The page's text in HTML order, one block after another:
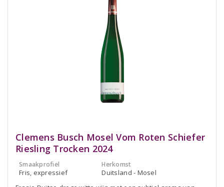
Clemens Busch Mosel Vom Roten Schiefer
Riesling Trocken 2024
Smaakprofiel
Fris, expressief
Herkomst
Duitsland - Mosel